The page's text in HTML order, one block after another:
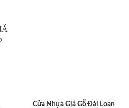
Cửa Nhựa Giả Gỗ Đài Loan